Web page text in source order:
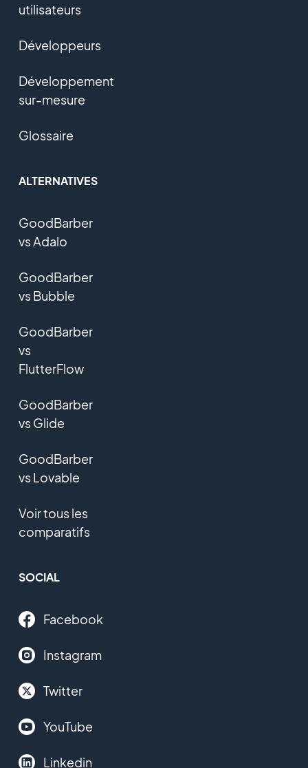
utilisateurs
Développeurs
Développement
sur-mesure
Glossaire
ALTERNATIVES
GoodBarber
vs Adalo
GoodBarber
vs Bubble
GoodBarber
vs
FlutterFlow
GoodBarber
vs Glide
GoodBarber
vs Lovable
Voir tous les
comparatifs
SOCIAL
Facebook
Instagram
Twitter
YouTube
Linkedin